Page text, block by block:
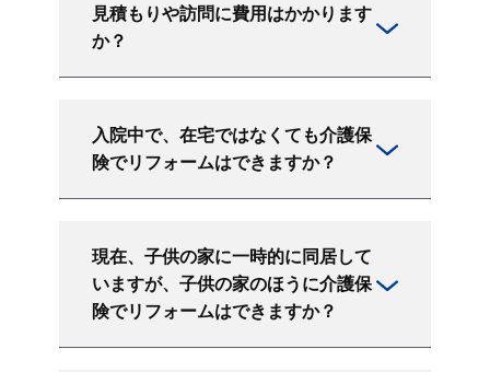
見積もりや訪問に費用はかかります
か？
入院中で、在宅ではなくても介護保
険でリフォームはできますか？
現在、子供の家に一時的に同居して
いますが、子供の家のほうに介護保
険でリフォームはできますか？